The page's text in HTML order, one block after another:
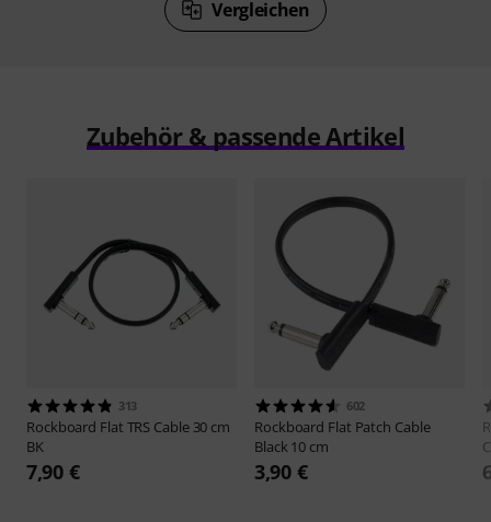
Vergleichen
Zubehör & passende Artikel
313
Rockboard Flat TRS Cable 30 cm
BK
7,90 €
602
Rockboard Flat Patch Cable
Black 10 cm
3,90 €